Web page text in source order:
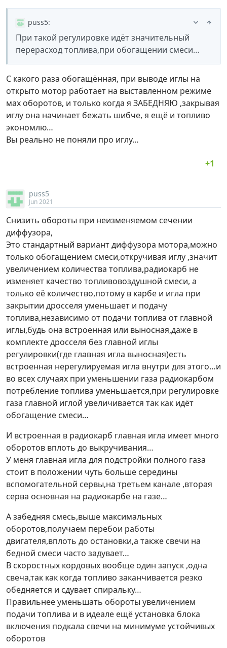
puss5:
При такой регулировке идёт значительный
перерасход топлива,при обогащении смеси…
С какого раза обогащённая, при выводе иглы на
открыто мотор работает на выставленном режиме
мах оборотов, и только когда я ЗАБЕДНЯЮ ,закрывая
иглу она начинает бежать шибче, я ещё и топливо
экономлю…
Вы реально не поняли про иглу…
puss5
Jun 2021
Снизить обороты при неизменяемом сечении
диффузора,
Это стандартный вариант диффузора мотора,можно
только обогащением смеси,откручивая иглу ,значит
увеличением количества топлива,радиокарб не
изменяет качество топливовоздушной смеси, а
только её количество,потому в карбе и игла при
закрытии дросселя уменьшает и подачу
топлива,независимо от подачи топлива от главной
иглы,будь она встроенная или выносная,даже в
комплекте дросселя без главной иглы
регулировки(где главная игла выносная)есть
встроенная нерегулируемая игла внутри для этого…и
во всех случаях при уменьшении газа радиокарбом
потребление топлива уменьшается,при регулировке
газа главной иглой увеличивается так как идёт
обогащение смеси…
И встроенная в радиокарб главная игла имеет много
оборотов вплоть до выкручивания…
У меня главная игла для подстройки полного газа
стоит в положении чуть больше середины
вспомогательной сервы,на третьем канале ,вторая
серва основная на радиокарбе на газе…
А забедняя смесь,выше максимальных
оборотов,получаем перебои работы
двигателя,вплоть до остановки,а также свечи на
бедной смеси часто задувает…
В скоростных кордовых вообще один запуск ,одна
свеча,так как когда топливо заканчивается резко
обедняется и сдувает спиральку…
Правильнее уменьшать обороты увеличением
подачи топлива и в идеале ещё установка блока
включения подкала свечи на минимуме устойчивых
оборотов